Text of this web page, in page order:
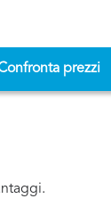
prezzi